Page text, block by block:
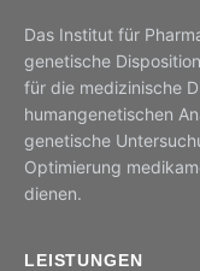
Das Institut für
genetische
für die medizinische
humangenetischen
genetische
Optimierung
dienen.
LEISTUNGEN